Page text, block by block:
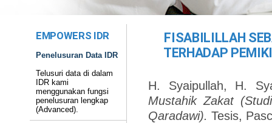
EMPOWERS IDR
Penelusuran Data IDR
Telusuri data di dalam
IDR kami
menggunakan fungsi
penelusuran lengkap
(Advanced).
FISABILILLAH
TERHADAP
H. Syaipullah, H.
Mustahik Zakat
Qaradawi). Tesis,